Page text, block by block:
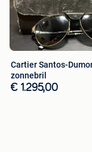
Cartier Santos-
zonnebril
€ 1.295,00